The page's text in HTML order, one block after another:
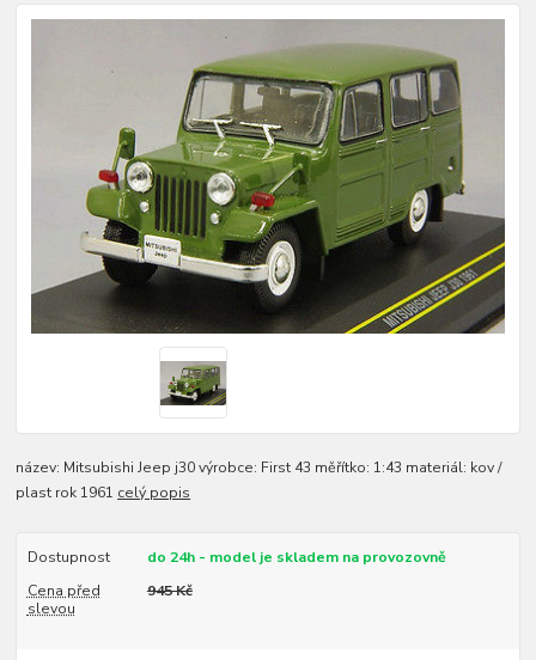
název: Mitsubishi Jeep j30 výrobce: First 43 měřítko: 1:43 materiál: kov /
plast rok 1961 celý popis
Dostupnost
do 24h - model je skladem na provozovně
Cena před
slevou
945 Kč